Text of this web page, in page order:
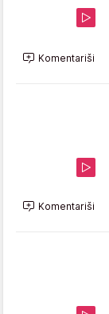
Komentariši
Komentariši